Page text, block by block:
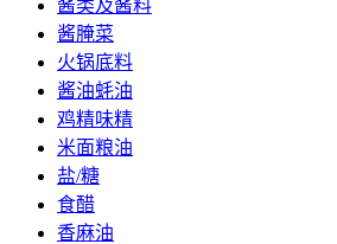
酱类及酱料
酱腌菜
火锅底料
酱油蚝油
鸡精味精
米面粮油
盐/糖
食醋
香麻油